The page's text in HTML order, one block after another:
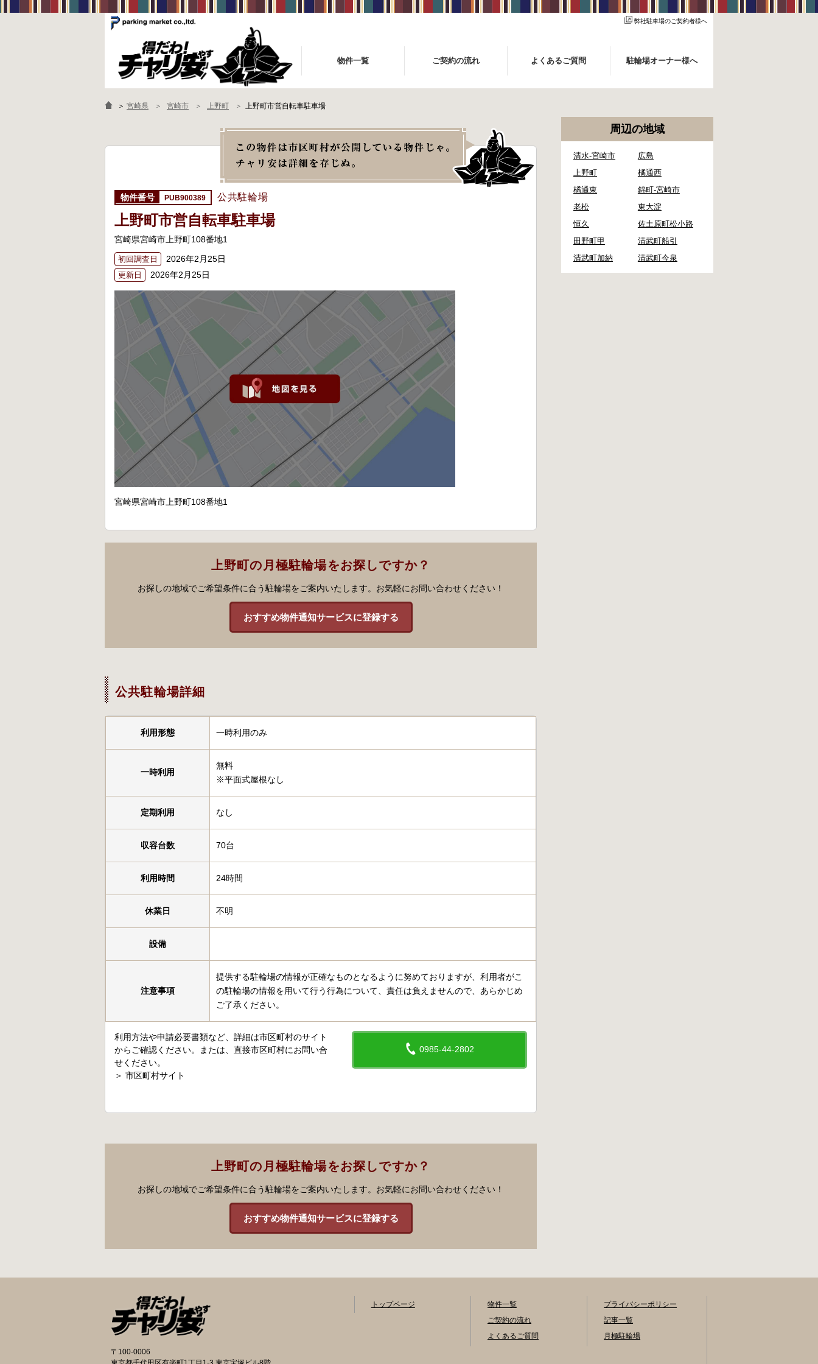
弊社駐車場のご契約者様へ
物件一覧 ご契約の流れ よくあるご質問 駐輪場オーナー様へ
＞ 宮崎県 宮崎市 上野町 上野町市営自転車駐車場
PUB900389 公共駐輪場
上野町市営自転車駐車場
宮崎県宮崎市上野町108番地1
初回調査日 2026年2月25日
更新日 2026年2月25日
宮崎県宮崎市上野町108番地1
上野町の月極駐輪場をお探しですか？
お探しの地域でご希望条件に合う駐輪場をご案内いたします。お気軽にお問い合わせください！
おすすめ物件通知サービスに登録する
公共駐輪場詳細
利用形態 一時利用のみ
一時利用
無料
※平面式屋根なし
定期利用 なし
収容台数 70台
利用時間 24時間
休業日 不明
設備
注意事項
提供する駐輪場の情報が正確なものとなるように努めておりますが、利用者がこ
の駐輪場の情報を用いて行う行為について、責任は負えませんので、あらかじめ
ご了承ください。
0985-44-2802
利用方法や申請必要書類など、詳細は市区町村のサイト
からご確認ください。または、直接市区町村にお問い合
せください。
＞ 市区町村サイト
上野町の月極駐輪場をお探しですか？
お探しの地域でご希望条件に合う駐輪場をご案内いたします。お気軽にお問い合わせください！
おすすめ物件通知サービスに登録する
周辺の地域
清水-宮崎市
広島
上野町
橘通西
橘通東
錦町-宮崎市
老松
東大淀
恒久
佐土原町松小路
田野町甲
清武町船引
清武町加納
清武町今泉
〒100-0006
トップページ
物件一覧
ご契約の流れ
よくあるご質問
プライバシーポリシー
記事一覧
月極駐輪場